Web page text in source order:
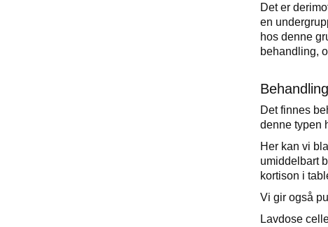
Det er
en
hos denne
behandling,
Det finnes
denne typen
Her kan vi
umiddelbart
kortison i
Vi gir også
Lavdose